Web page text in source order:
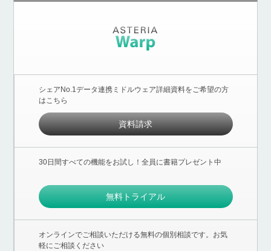
シェアNo.1データ連携ミドルウェア詳細資料をご希望の方
はこちら
資料請求
30日間すべての機能をお試し！全員に書籍プレゼント中
無料トライアル
オンラインでご相談いただける無料の個別相談です。お気
軽にご相談ください